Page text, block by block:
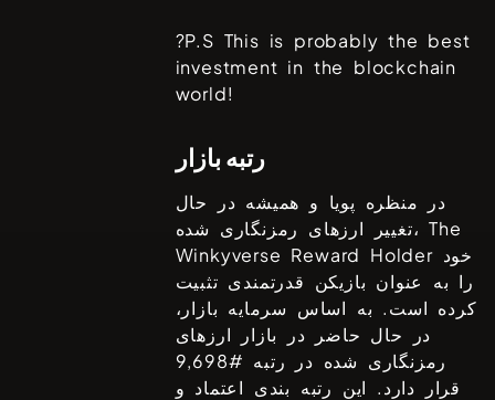
?P.S This is probably the best
investment in the blockchain
world!
رتبه بازار
در منظره پویا و همیشه در حال
تغییر ارزهای رمزنگاری شده،The
Winkyverse Reward Holderخود
را به عنوان بازیکن قدرتمندی تثبیت
کرده است. به اساس سرمایه بازار،
در حال حاضر در بازار ارزهای
رمزنگاری شده در رتبه #9,698
قرار دارد. این رتبه بندی اعتماد و